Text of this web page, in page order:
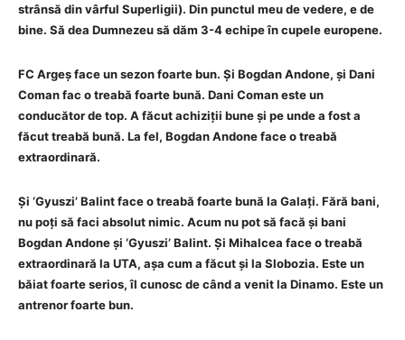
strânsă din vârful Superligii). Din punctul meu de vedere, e de
bine. Să dea Dumnezeu să dăm 3-4 echipe în cupele europene.
FC Argeș face un sezon foarte bun. Și Bogdan Andone, și Dani
Coman fac o treabă foarte bună. Dani Coman este un
conducător de top. A făcut achiziții bune și pe unde a fost a
făcut treabă bună. La fel, Bogdan Andone face o treabă
extraordinară.
Și ‘Gyuszi’ Balint face o treabă foarte bună la Galați. Fără bani,
nu poți să faci absolut nimic. Acum nu pot să facă și bani
Bogdan Andone și ‘Gyuszi’ Balint. Și Mihalcea face o treabă
extraordinară la UTA, așa cum a făcut și la Slobozia. Este un
băiat foarte serios, îl cunosc de când a venit la Dinamo. Este un
antrenor foarte bun.